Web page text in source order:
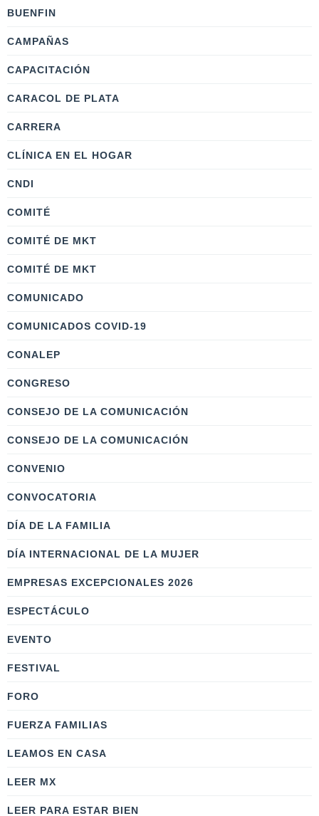
BUENFIN
CAMPAÑAS
CAPACITACIÓN
CARACOL DE PLATA
CARRERA
CLÍNICA EN EL HOGAR
CNDI
COMITÉ
COMITÉ DE MKT
COMITÉ DE MKT
COMUNICADO
COMUNICADOS COVID-19
CONALEP
CONGRESO
CONSEJO DE LA COMUNICACIÓN
CONSEJO DE LA COMUNICACIÓN
CONVENIO
CONVOCATORIA
DÍA DE LA FAMILIA
DÍA INTERNACIONAL DE LA MUJER
EMPRESAS EXCEPCIONALES 2026
ESPECTÁCULO
EVENTO
FESTIVAL
FORO
FUERZA FAMILIAS
LEAMOS EN CASA
LEER MX
LEER PARA ESTAR BIEN